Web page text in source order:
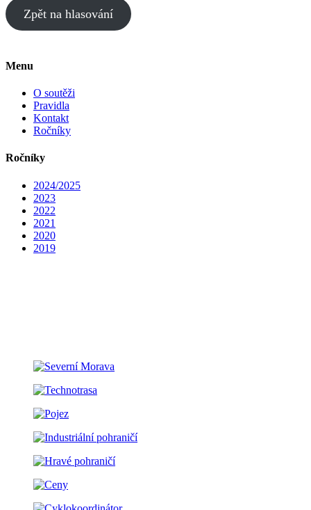
Zpět na hlasování
Menu
O soutěži
Pravidla
Kontakt
Ročníky
Ročníky
2024/2025
2023
2022
2021
2020
2019